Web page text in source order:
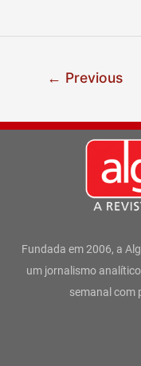
← Previous
Fundada em 2006, a
um jornalismo
semanal com